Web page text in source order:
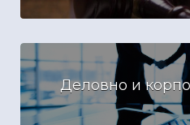
Деловно и